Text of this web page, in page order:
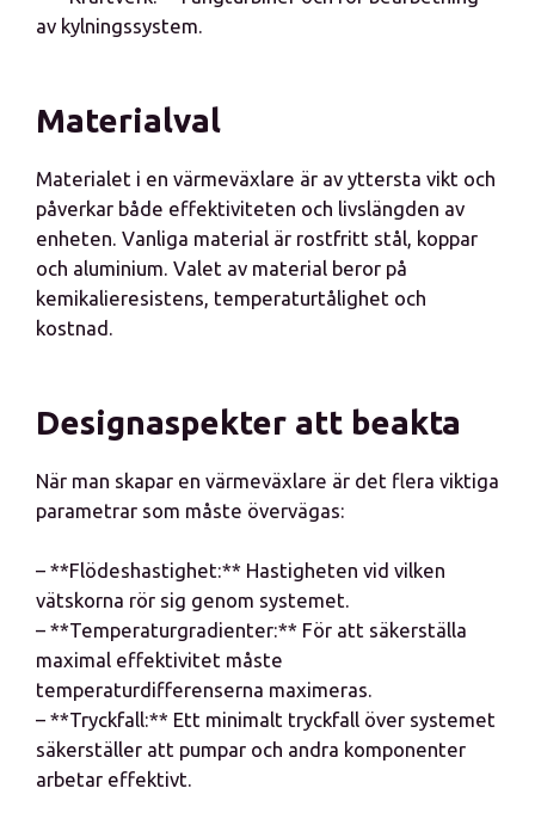
av kylningssystem.
Materialval
Materialet i en värmeväxlare är av yttersta vikt och
påverkar både effektiviteten och livslängden av
enheten. Vanliga material är rostfritt stål, koppar
och aluminium. Valet av material beror på
kemikalieresistens, temperaturtålighet och
kostnad.
Designaspekter att beakta
När man skapar en värmeväxlare är det flera viktiga
parametrar som måste övervägas:
– **Flödeshastighet:** Hastigheten vid vilken
vätskorna rör sig genom systemet.
– **Temperaturgradienter:** För att säkerställa
maximal effektivitet måste
temperaturdifferenserna maximeras.
– **Tryckfall:** Ett minimalt tryckfall över systemet
säkerställer att pumpar och andra komponenter
arbetar effektivt.